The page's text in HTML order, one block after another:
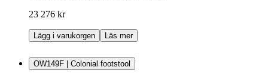
23 276 kr
Lägg i varukorgen Läs mer
OW149F | Colonial footstool